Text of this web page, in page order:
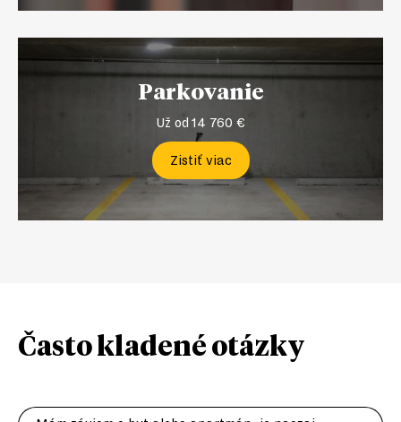
Parkovanie
Už od 14 760 €
Zistiť viac
Často kladenéotázky